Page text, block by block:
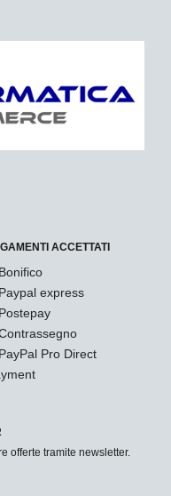
ACCETTATI
Bonifico
Paypal express
Postepay
PayPal Pro Direct
offerte tramite newsletter.